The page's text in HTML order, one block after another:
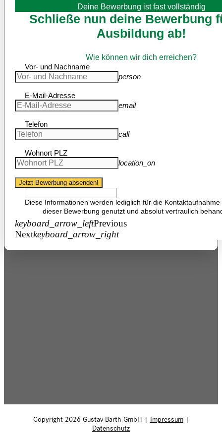
Deine Bewerbung ist fast vollständig
Schließe nun deine Bewerbung
Ausbildung ab!
Wie können wir dich erreichen?
Vor- und Nachname
person
E-Mail-Adresse
email
Telefon
call
Wohnort PLZ
location_on
Jetzt Bewerbung absenden!
Diese Informationen werden lediglich für die Kontaktaufnahme
dieser Bewerbung genutzt und absolut vertraulich
keyboard_arrow_leftPrevious
Nextkeyboard_arrow_right
Copyright 2026 Gustav Barth GmbH | Impressum|
Datenschutz